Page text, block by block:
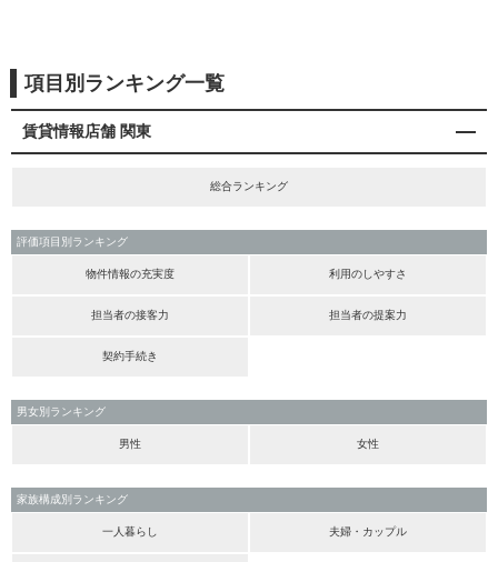
項目別ランキング一覧
賃貸情報店舗 関東
総合ランキング
評価項目別ランキング
物件情報の充実度 利用のしやすさ
担当者の接客力 担当者の提案力
契約手続き
男女別ランキング
男性 女性
家族構成別ランキング
一人暮らし 夫婦・カップル